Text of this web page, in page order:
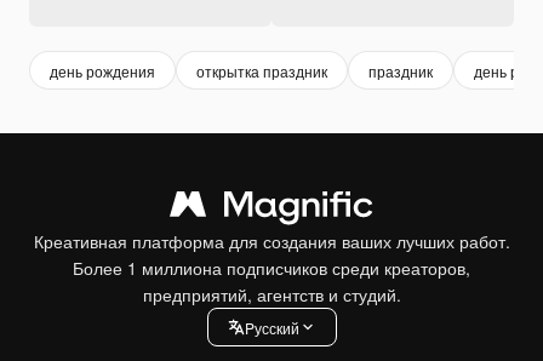
день рождения открытка праздник праздник день
Креативная платформа для создания ваших лучших работ.
Более 1 миллиона подписчиков среди креаторов,
предприятий, агентств и студий.
Pусский